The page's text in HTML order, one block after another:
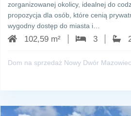
zorganizowanej okolicy, idealnej do
propozycja dla osób, które cenią
wygodny dostęp do miasta i…
102,59 m² 3
Dom na sprzedaż Nowy Dwór